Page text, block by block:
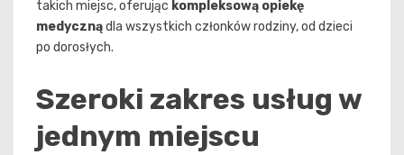
takich miejsc, oferując kompleksową opiekę
medycznądla wszystkich członków rodziny, od dzieci
po dorosłych.
Szeroki zakres usług w
jednym miejscu